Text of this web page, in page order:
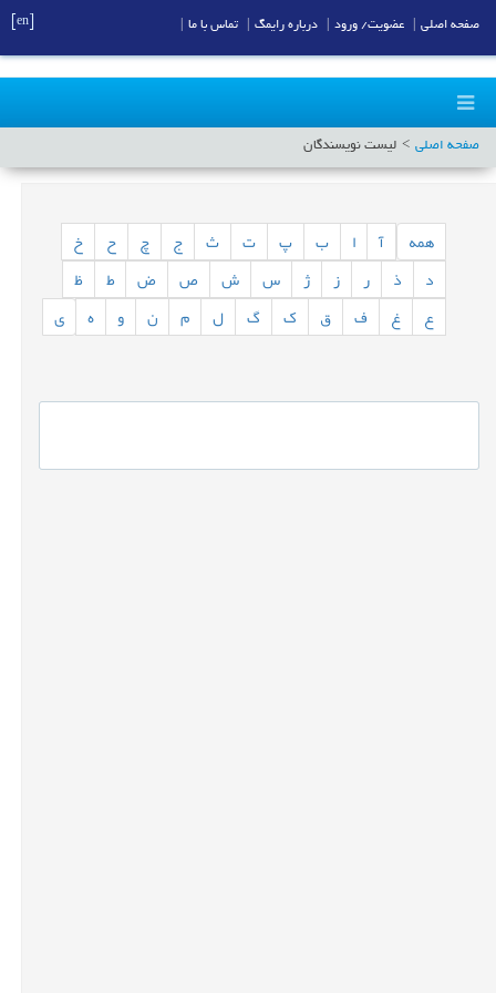
صفحه اصلی لیست نویسندگان
همه ب پ ت ث ج چ ح
خ
د
ذ ر ز ژ س ش ص ض ط
ظ
ع
غ ف ق ک گ ل م ن و ه ی
صفحه اصلی عضویت/ ورود درباره رایمگ تماس با ما